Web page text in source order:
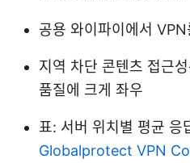
공용 와이파이에서
지역 차단 콘텐츠 접근
품질에 크게 좌우
표: 서버 위치별 평균 응
Globalprotect VPN